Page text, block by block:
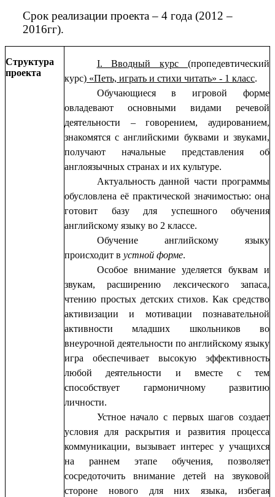
Срок реализации проекта – 4 года (2012 –
2016гг).
Структура
проекта
I. Вводный курс (пропедевтический
курс) «Петь, играть и стихи читать» - 1 класс.
Обучающиеся в игровой форме
овладевают основными видами речевой
деятельности – говорением, аудированием,
знакомятся с английскими буквами и звуками,
получают начальные представления об
англоязычных странах и их культуре.
Актуальность данной части программы
обусловлена её практической значимостью: она
готовит базу для успешного обучения
английскому языку во 2 классе.
Обучение английскому языку
происходит в устной форме.
Особое внимание уделяется буквам и
звукам, расширению лексического запаса,
чтению простых детских стихов. Как средство
активизации и мотивации познавательной
активности младших школьников во
внеурочной деятельности по английскому языку
игра обеспечивает высокую эффективность
любой деятельности и вместе с тем
способствует гармоничному развитию
личности.
Устное начало с первых шагов создает
условия для раскрытия и развития процесса
коммуникации, вызывает интерес у учащихся
на раннем этапе обучения, позволяет
сосредоточить внимание детей на звуковой
стороне нового для них языка, избегая